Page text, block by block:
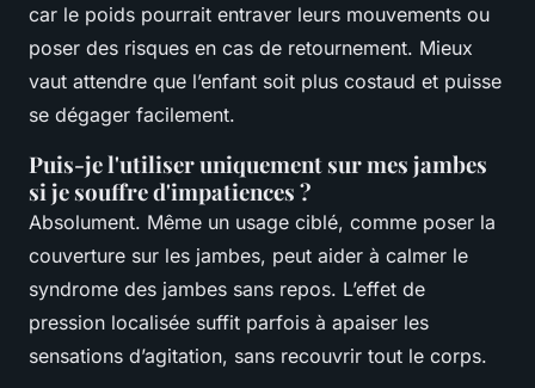
car le poids pourrait entraver leurs mouvements ou
poser des risques en cas de retournement. Mieux
vaut attendre que l’enfant soit plus costaud et puisse
se dégager facilement.
Puis-je l'utiliser uniquement sur mes jambes
si je souffre d'impatiences ?
Absolument. Même un usage ciblé, comme poser la
couverture sur les jambes, peut aider à calmer le
syndrome des jambes sans repos. L’effet de
pression localisée suffit parfois à apaiser les
sensations d’agitation, sans recouvrir tout le corps.